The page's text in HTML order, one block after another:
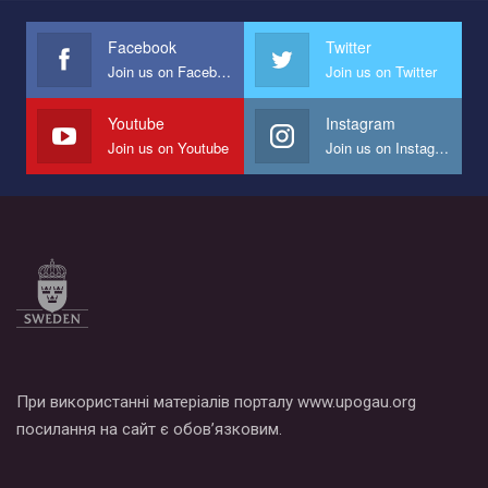
представляющий программу развития организации.
Мы просим вас поддержать нас и помочь нам реализовать
наш план по борьбе с насилием и дискриминацией на почве
СОГИ в Украине.
Все, что вам нужно сделать - это зайти на наш канал YouTube
Facebook
Join us on Facebook
Twitter
Join us on Twitter
Youtube
Join us on Youtube
Instagram
Join us on Instagram
При використанні матеріалів порталу www.upogau.org
посилання на сайт є обов’язковим.